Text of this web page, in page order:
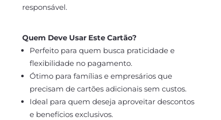
responsável.
Quem Deve Usar Este Cartão?
Perfeito para quem busca praticidade e
flexibilidade no pagamento.
Ótimo para famílias e empresários que
precisam de cartões adicionais sem custos.
Ideal para quem deseja aproveitar descontos
e benefícios exclusivos.